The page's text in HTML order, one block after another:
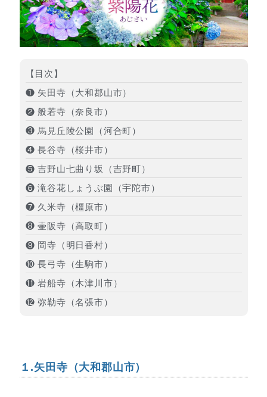
【目次】
❶ 矢田寺（大和郡山市）
❷ 般若寺（奈良市）
❸ 馬見丘陵公園（河合町）
❹ 長谷寺（桜井市）
❺ 吉野山七曲り坂（吉野町）
❻ 滝谷花しょうぶ園（宇陀市）
❼ 久米寺（橿原市）
❽ 壷阪寺（高取町）
❾ 岡寺（明日香村）
❿ 長弓寺（生駒市）
⓫ 岩船寺（木津川市）
⓬ 弥勒寺（名張市）
１.矢田寺（大和郡山市）